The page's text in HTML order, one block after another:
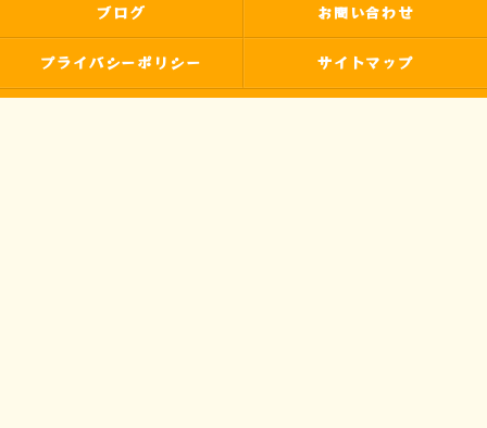
ブログ お問い合わせ
プライバシーポリシー サイトマップ